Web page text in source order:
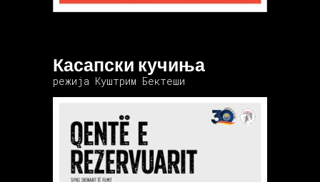
Касапски кучиња
режија Куштрим Бектеши